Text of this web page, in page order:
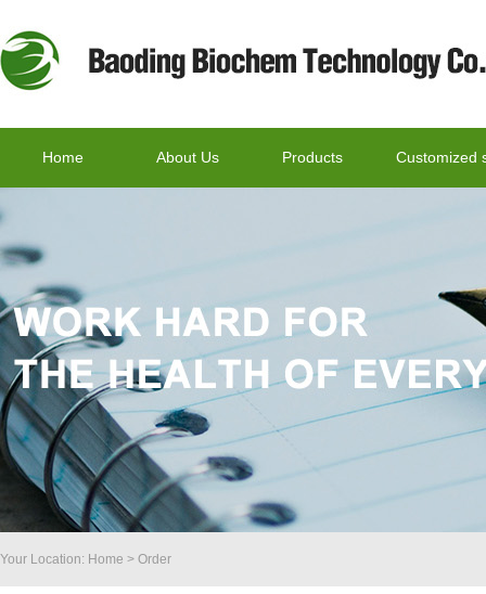
Home About Us Products Customized
Your Location: Home > Order